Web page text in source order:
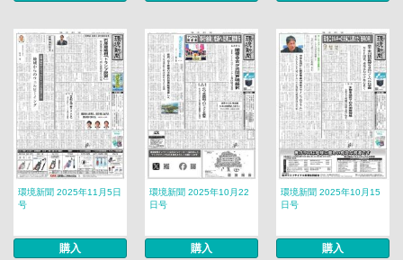
環境新聞 2025年11月5日
号
購入
環境新聞 2025年10月22
日号
購入
環境新聞 2025年10月15
日号
購入